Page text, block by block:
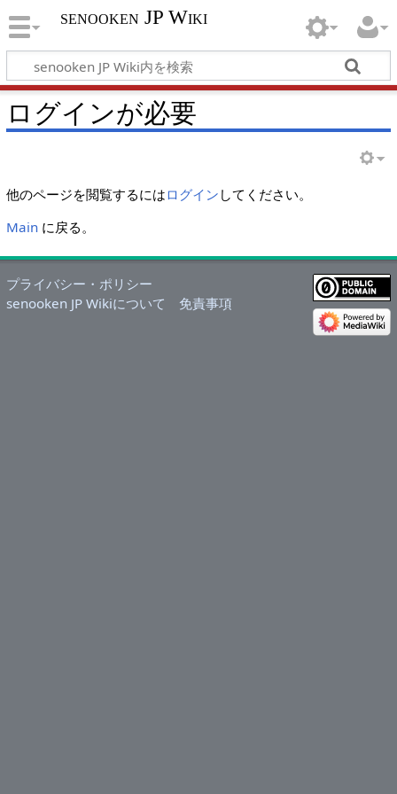
senooken JP Wiki
ログインが必要
他のページを閲覧するにはログイン してください。
Mainに戻る。
プライバシー・ポリシー
senooken JP Wikiについて
免責事項